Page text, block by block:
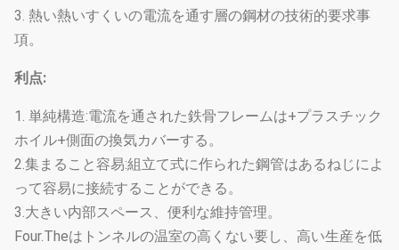
3. 熱い熱いすくいの電流を通す層の鋼材の技術的要求事
項。
利点:
1. 単純構造:電流を通された鉄骨フレームは+プラスチック
ホイル+側面の換気カバーする。
2.集まること容易:組立て式に作られた鋼管はあるねじによ
って容易に接続することができる。
3.大きい内部スペース、便利な維持管理。
Four.Theはトンネルの温室の高くない要し、高い生産を低